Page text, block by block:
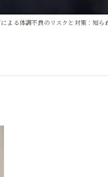
による体調不良のリスクと対策：知